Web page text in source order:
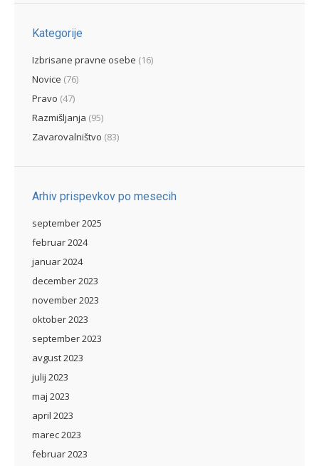
Kategorije
Izbrisane pravne osebe (16)
Novice (76)
Pravo (47)
Razmišljanja (95)
Zavarovalništvo (83)
Arhiv prispevkov po mesecih
september 2025
februar 2024
januar 2024
december 2023
november 2023
oktober 2023
september 2023
avgust 2023
julij 2023
maj 2023
april 2023
marec 2023
februar 2023